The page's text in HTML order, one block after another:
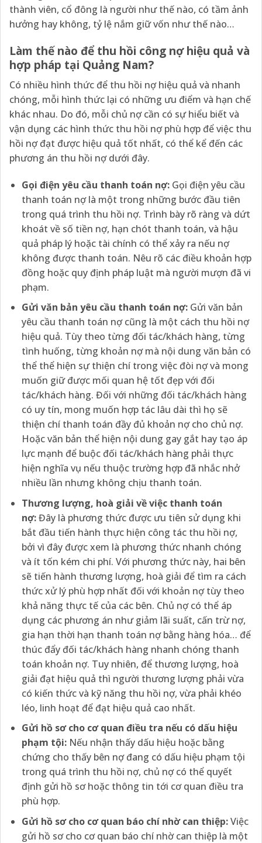
thành viên, cổ đông là người như thế nào, có tầm ảnh
hưởng hay không, tỷ lệ nắm giữ vốn như thế nào…
Làm thế nào để thu hồi công nợ hiệu quả và
hợp pháp tại Quảng Nam?
Có nhiều hình thức để thu hồi nợ hiệu quả và nhanh
chóng, mỗi hình thức lại có những ưu điểm và hạn chế
khác nhau. Do đó, mỗi chủ nợ cần có sự hiểu biết và
vận dụng các hình thức thu hồi nợ phù hợp để việc thu
hồi nợ đạt được hiệu quả tốt nhất, có thể kể đến các
phương án thu hồi nợ dưới đây.
Gọi điện yêu cầu thanh toán nợ:Gọi điện yêu cầu
thanh toán nợ là một trong những bước đầu tiên
trong quá trình thu hồi nợ. Trình bày rõ ràng và dứt
khoát về số tiền nợ, hạn chót thanh toán, và hậu
quả pháp lý hoặc tài chính có thể xảy ra nếu nợ
không được thanh toán. Nêu rõ các điều khoản hợp
đồng hoặc quy định pháp luật mà người mượn đã vi
phạm.
Gửi văn bản yêu cầu thanh toán nợ:Gửi văn bản
yêu cầu thanh toán nợ cũng là một cách thu hồi nợ
hiệu quả. Tùy theo từng đối tác/khách hàng, từng
tình huống, từng khoản nợ mà nội dung văn bản có
thể thể hiện sự thiện chí trong việc đòi nợ và mong
muốn giữ được mối quan hệ tốt đẹp với đối
tác/khách hàng. Đối với những đối tác/khách hàng
có uy tín, mong muốn hợp tác lâu dài thì họ sẽ
thiện chí thanh toán đầy đủ khoản nợ cho chủ nợ.
Hoặc văn bản thể hiện nội dung gay gắt hay tạo áp
lực mạnh để buộc đối tác/khách hàng phải thực
hiện nghĩa vụ nếu thuộc trường hợp đã nhắc nhở
nhiều lần nhưng không chịu thanh toán.
Thương lượng, hoà giải về việc thanh toán
nợ:Đây là phương thức được ưu tiên sử dụng khi
bắt đầu tiến hành thực hiện công tác thu hồi nợ,
bởi vì đây được xem là phương thức nhanh chóng
và ít tốn kém chi phí. Với phương thức này, hai bên
sẽ tiến hành thương lượng, hoà giải để tìm ra cách
thức xử lý phù hợp nhất đối với khoản nợ tùy theo
khả năng thực tế của các bên. Chủ nợ có thể áp
dụng các phương án như giảm lãi suất, cấn trừ nợ,
gia hạn thời hạn thanh toán nợ bằng hàng hóa… để
thúc đẩy đối tác/khách hàng nhanh chóng thanh
toán khoản nợ. Tuy nhiên, để thương lượng, hoà
giải đạt hiệu quả thì người thương lượng phải vừa
có kiến thức và kỹ năng thu hồi nợ, vừa phải khéo
léo, linh hoạt để đạt hiệu quả cao nhất.
Gửi hồ sơ cho cơ quan điều tra nếu có dấu hiệu
phạm tội:Nếu nhận thấy dấu hiệu hoặc bằng
chứng cho thấy bên nợ đang có dấu hiệu phạm tội
trong quá trình thu hồi nợ, chủ nợ có thể quyết
định gửi hồ sơ hoặc thông tin tới cơ quan điều tra
phù hợp.
Gửi hồ sơ cho cơ quan báo chí nhờ can thiệp:Việc
gửi hồ sơ cho cơ quan báo chí nhờ can thiệp là một